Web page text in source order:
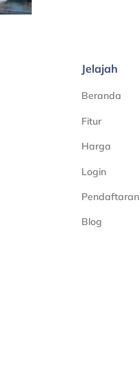
Jelajah
Beranda
Fitur
Harga
Login
Pendaftaran
Blog